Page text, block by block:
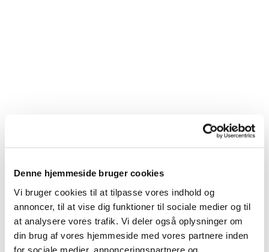
Denne hjemmeside bruger cookies
Vi bruger cookies til at tilpasse vores indhold og
annoncer, til at vise dig funktioner til sociale medier og til
at analysere vores trafik. Vi deler også oplysninger om
din brug af vores hjemmeside med vores partnere inden
for sociale medier, annonceringspartnere og
Du vil måske også kunne
lide...